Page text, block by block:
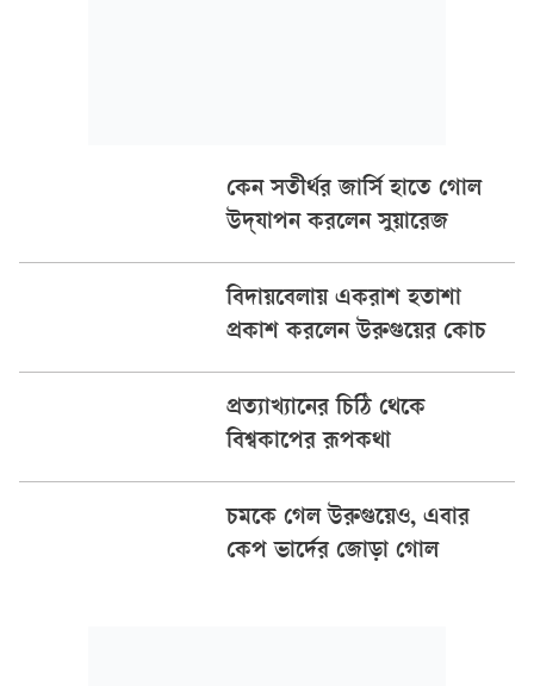
কেন সতীর্থর জার্সি হাতে গোল
উদ্‌যাপন করলেন সুয়ারেজ
বিদায়বেলায় একরাশ হতাশা
প্রকাশ করলেন উরুগুয়ের কোচ
প্রত্যাখ্যানের চিঠি থেকে
বিশ্বকাপের রূপকথা
চমকে গেল উরুগুয়েও, এবার
কেপ ভার্দের জোড়া গোল